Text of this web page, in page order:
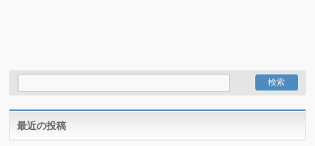
最近の投稿